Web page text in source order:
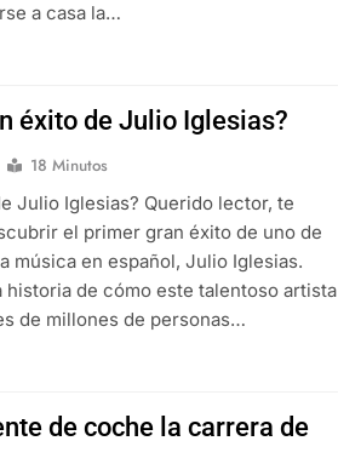
a casa la…
éxito de Julio Iglesias?
18 Minutos
Julio Iglesias? Querido lector, te
el primer gran éxito de uno de
música en español, Julio Iglesias.
de cómo este talentoso artista
de millones de personas…
de coche la carrera de